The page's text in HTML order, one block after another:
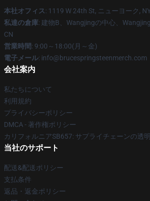
本社オフィス: 1119 W 24th St, ニューヨーク,
私達の倉庫: 建物B、Wangjingの中心、
CN
営業時間: 9:00～18:00(月～金)
電子メール: info@brucespringsteenmerch.com
会社案内
私たちについて
利用規約
プライバシーポリシー
DMCA - 著作権ポリシー
カリフォルニアSB657: サプライチェーンの透
当社のサポート
配送&配送ポリシー
支払条件
返品・返金ポリシー